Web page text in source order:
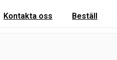
Kontakta oss Beställ